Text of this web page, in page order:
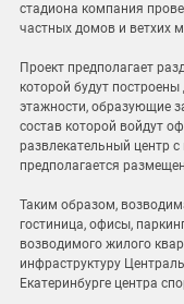
стадиона компания
частных домов и ветхих
Проект предполагает
которой будут
этажности, образующие
состав которой войдут
развлекательный центр
предполагается
Таким образом,
гостиница, офисы,
возводимого жилого
инфраструктуру
Екатеринбурге центра